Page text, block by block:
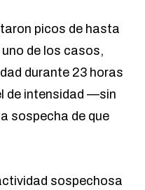
picos de hasta
de los casos,
durante 23 horas
de intensidad —sin
sospecha de que
sospechosa